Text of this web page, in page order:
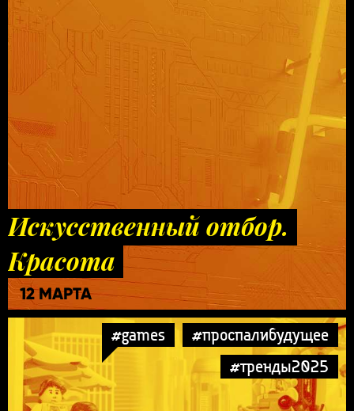
Искусственный отбор.
Красота
12 МАРТА
#games
#проспалибудущее
#тренды2025